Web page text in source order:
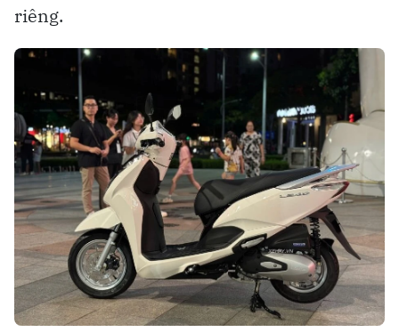
riêng.